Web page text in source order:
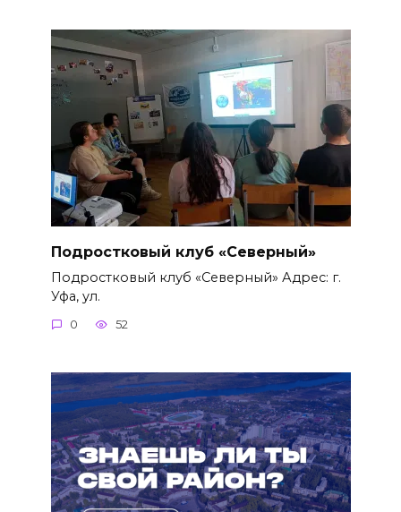
Подростковый клуб «Северный»
Подростковый клуб «Северный» Адрес: г.
Уфа, ул.
0 52